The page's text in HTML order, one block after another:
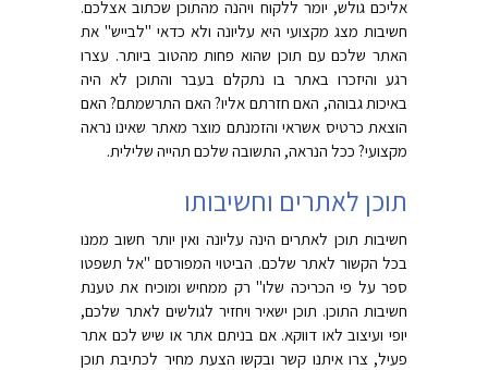
אליכם גולש, יומר ללקוח ויהנה מהתוכן שכתוב אצלכם.
חשיבות מצג מקצועי היא עליונה ולא כדאי "לבייש" את
האתר שלכם עם תוכן שהוא פחות מהטוב ביותר. עצרו
רגע והיזכרו באתר בו נתקלם בעבר והתוכן לא היה
באיכות גבוהה, האם חזרתם אליו? האם התרשמתם? האם
הוצאת כרטיס אשראי והזמנתם מוצר מאתר שאינו נראה
מקצועי? ככל הנראה, התשובה שלכם תהייה שלילית.
תוכן לאתרים וחשיבותו
חשיבות תוכן לאתרים הינה עליונה ואין יותר חשוב ממנו
בכל הקשור לאתר שלכם. הביטוי המפורסם "אל תשפטו
ספר על פי הכריכה שלו" רק ממחיש ומוכיח את טענת
חשיבות התוכן. תוכן ישאיר ויחזיר לגולשים לאתר שלכם,
יופי ועיצוב לאו דווקא. אם בניתם אתר או שיש לכם אתר
פעיל, צרו איתנו קשר ובקשו הצעת מחיר לכתיבת תוכן